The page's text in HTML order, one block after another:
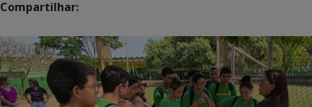
Compartilhar: